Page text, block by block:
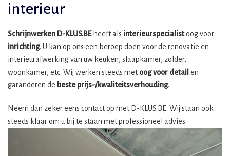
interieur
Schrijnwerken D-KLUS.BEheeft als interieurspecialistoog voor
inrichting. U kan op ons een beroep doen voor de renovatie en
interieurafwerking van uw keuken, slaapkamer, zolder,
woonkamer, etc. Wij werken steeds metoog voor detail en
garanderen de beste prijs-/kwaliteitsverhouding.
Neem dan zeker eens contact op met D-KLUS.BE. Wij staan ook
steeds klaar om u bij te staan met professioneel advies.